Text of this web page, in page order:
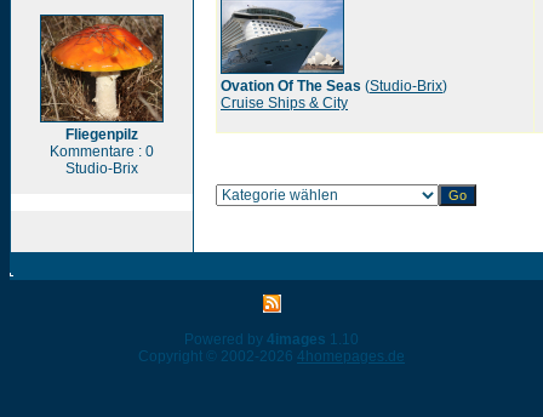
Fliegenpilz
Kommentare : 0
Studio-Brix
Ovation Of The Seas (Studio-Brix)
Cruise Ships & City
Powered by 4images 1.10
Copyright © 2002-2026 4homepages.de